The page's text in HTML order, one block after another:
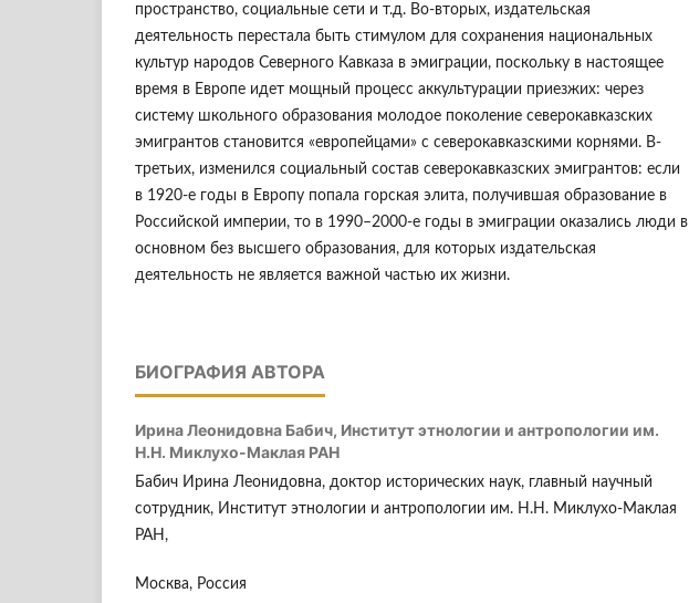
пространство, социальные сети и т.д. Во-вторых, издательская
деятельность перестала быть стимулом для сохранения национальных
культур народов Северного Кавказа в эмиграции, поскольку в настоящее
время в Европе идет мощный процесс аккультурации приезжих: через
систему школьного образования молодое поколение северокавказских
эмигрантов становится «европейцами» с северокавказскими корнями. В-
третьих, изменился социальный состав северокавказских эмигрантов: если
в 1920-е годы в Европу попала горская элита, получившая образование в
Российской империи, то в 1990–2000-е годы в эмиграции оказались люди в
основном без высшего образования, для которых издательская
деятельность не является важной частью их жизни.
БИОГРАФИЯ АВТОРА
Ирина Леонидовна Бабич, Институт этнологии и антропологии им.
Н.Н. Миклухо-Маклая РАН
Бабич Ирина Леонидовна, доктор исторических наук, главный научный
сотрудник, Институт этнологии и антропологии им. Н.Н. Миклухо-Маклая
РАН,
Москва, Россия